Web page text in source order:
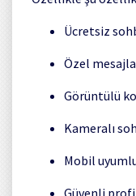
Ücretsiz
Özel
Görüntülü
Kameralı
Mobil
Güvenli